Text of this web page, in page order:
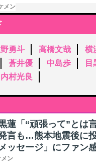
メン
勇斗 高橋文哉
横
蒼井優 中島歩
目
内村光良
蓮「“頑張って”とは
言も…熊本地震後に
ッセージ」にファン
メン